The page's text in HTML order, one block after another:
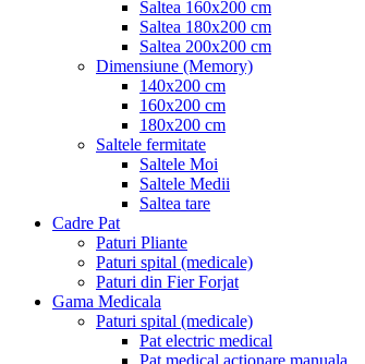
Saltea 160x200 cm
Saltea 180x200 cm
Saltea 200x200 cm
Dimensiune (Memory)
140x200 cm
160x200 cm
180x200 cm
Saltele fermitate
Saltele Moi
Saltele Medii
Saltea tare
Cadre Pat
Paturi Pliante
Paturi spital (medicale)
Paturi din Fier Forjat
Gama Medicala
Paturi spital (medicale)
Pat electric medical
Pat medical actionare manuala